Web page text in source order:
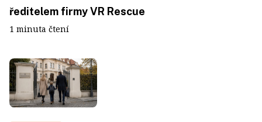
ředitelem firmy VR Rescue
1 minuta čtení